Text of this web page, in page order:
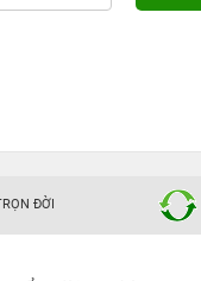
ĐỜI